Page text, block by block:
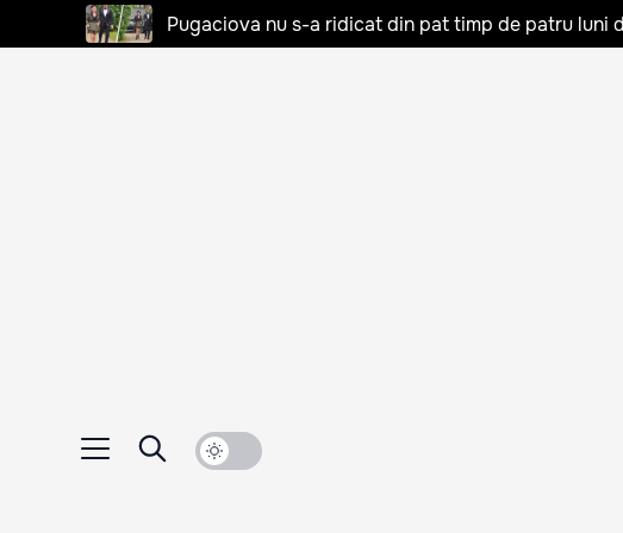
Pugaciova nu s-a ridicat din pat timp de patru luni